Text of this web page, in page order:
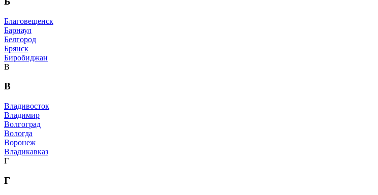
Благовещенск
Барнаул
Белгород
Брянск
Биробиджан
В
В
Владивосток
Владимир
Волгоград
Вологда
Воронеж
Владикавказ
Г
Г